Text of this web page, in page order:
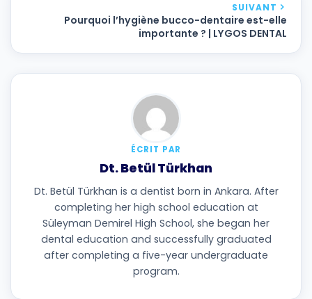
SUIVANT
Pourquoi l’hygiène bucco-dentaire est-elle
importante ? | LYGOS DENTAL
ÉCRIT PAR
Dt. Betül Türkhan
Dt. Betül Türkhan is a dentist born in Ankara. After
completing her high school education at
Süleyman Demirel High School, she began her
dental education and successfully graduated
after completing a five-year undergraduate
program.